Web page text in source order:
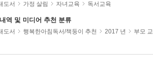
도서 가정 살림 자녀교육 독서교육
역 및 미디어 추천 분류
도서 행복한아침독서/책둥이 추천 2017 년 부모